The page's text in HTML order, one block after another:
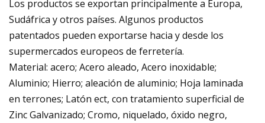
Los productos se exportan principalmente a Europa,
Sudáfrica y otros países. Algunos productos
patentados pueden exportarse hacia y desde los
supermercados europeos de ferretería.
Material: acero; Acero aleado, Acero inoxidable;
Aluminio; Hierro; aleación de aluminio; Hoja laminada
en terrones; Latón ect, con tratamiento superficial de
Zinc Galvanizado; Cromo, niquelado, óxido negro,